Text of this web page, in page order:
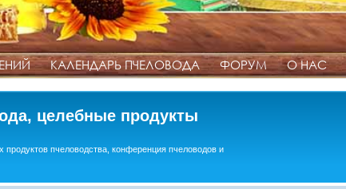
КАЛЕНДАРЬ ПЧЕЛОВОДА ФОРУМ О НАС
целебные продукты
пчеловодства, конференция пчеловодов и